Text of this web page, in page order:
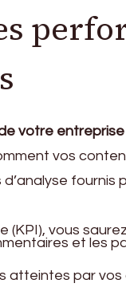
votre entreprise
vos
vous
et les
atteintes par vos